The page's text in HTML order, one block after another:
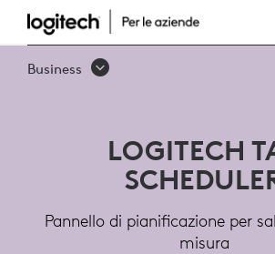
LOGITECH
TAP
RIUNIONI
Business
LOGITECH
Pannello di pianificazione per
misura